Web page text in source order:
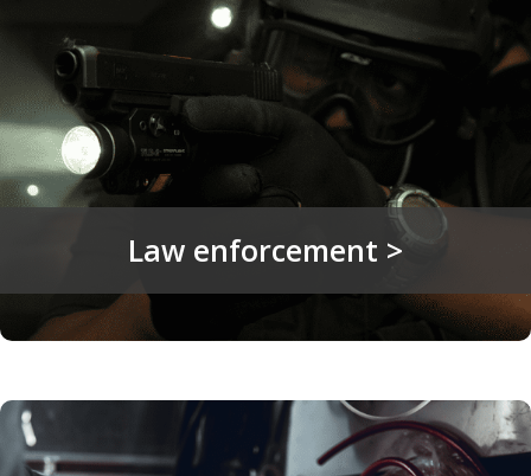
Law enforcement >